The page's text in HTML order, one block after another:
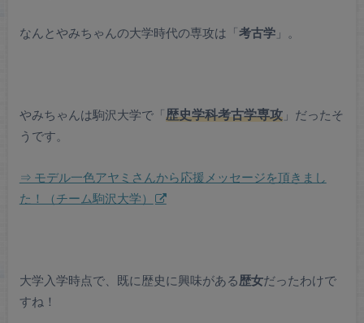
なんとやみちゃんの大学時代の専攻は「考古学」。
やみちゃんは駒沢大学で「歴史学科考古学専攻」だったそ
うです。
⇒ モデル一色アヤミさんから応援メッセージを頂きまし
た！（チーム駒沢大学）
大学入学時点で、既に歴史に興味がある歴女だったわけで
すね！